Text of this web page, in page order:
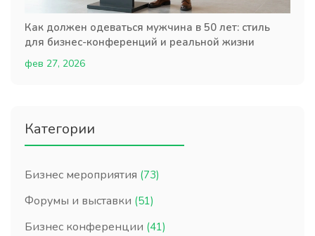
Как должен одеваться мужчина в 50 лет: стиль
для бизнес-конференций и реальной жизни
фев 27, 2026
Категории
Бизнес мероприятия (73)
Форумы и выставки (51)
Бизнес конференции (41)